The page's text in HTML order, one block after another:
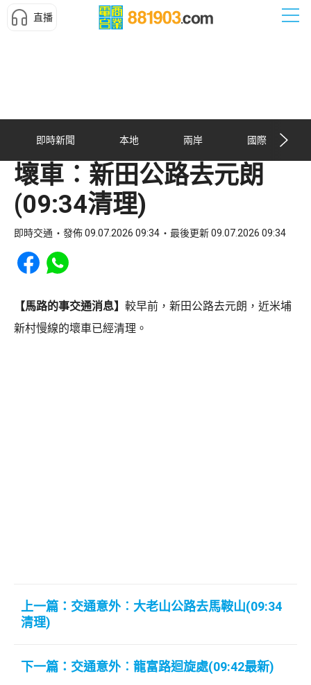
直播
即時新聞 本地 兩岸 國際
壞車︰新田公路去元朗
(09:34清理)
即時交通 發佈 09.07.2026 09:34 最後更新 09.07.2026 09:34
Share to Facebook
Share to WhatsApp
【馬路的事交通消息】 較早前，新田公路去元朗，近米埔
新村慢線的壞車已經清理。
上一篇：交通意外︰大老山公路去馬鞍山(09:34
清理)
下一篇：交通意外︰龍富路迴旋處(09:42最新)